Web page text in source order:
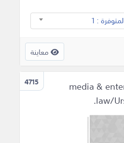
: 1
معاينة
4715
media &
law/